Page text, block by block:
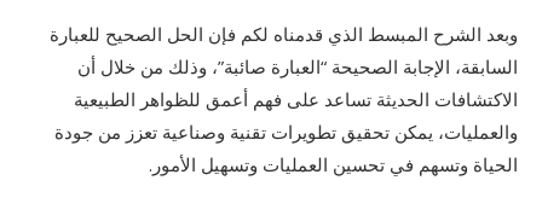
وبعد الشرح المبسط الذي قدمناه لكم فإن الحل الصحيح للعبارة
السابقة، الإجابة الصحيحة “العبارة صائبة”، وذلك من خلال أن
الاكتشافات الحديثة تساعد على فهم أعمق للظواهر الطبيعية
والعمليات، يمكن تحقيق تطويرات تقنية وصناعية تعزز من جودة
الحياة وتسهم في تحسين العمليات وتسهيل الأمور.